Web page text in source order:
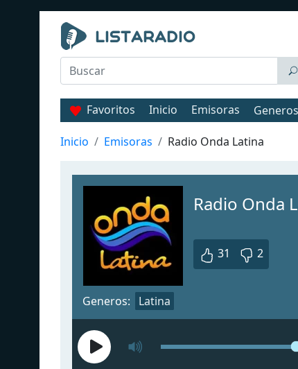
Favoritos Inicio Emisoras Generos
Inicio Emisoras Radio Onda Latina
Radio Onda
31 2
Generos: Latina